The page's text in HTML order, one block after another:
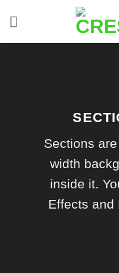
Sections
width
inside it.
Effects and